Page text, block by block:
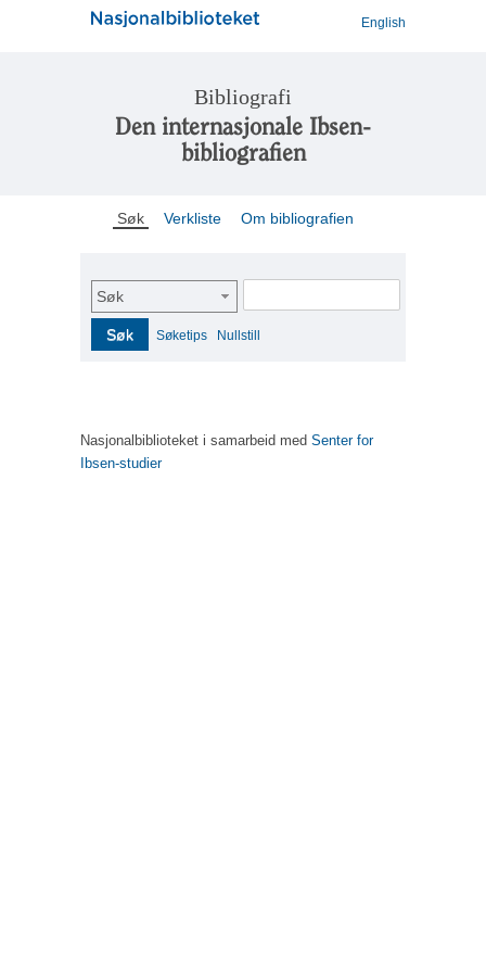
English
Bibliografi
Den internasjonale Ibsen-
bibliografien
Søk Verkliste Om bibliografien
Søk
Søk Søketips Nullstill
Nasjonalbiblioteket i samarbeid med Senter for
Ibsen-studier